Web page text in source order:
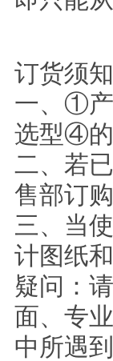
订货须
一、①
选型④
二、若
售部订
三、当
计图纸
疑问：
面、专
中所遇